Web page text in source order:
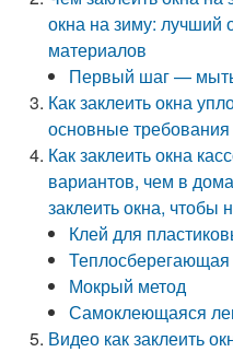
окна на зиму: лучший
материалов
Первый шаг —
Как заклеить окна
основные требования
Как заклеить окна
вариантов, чем в
заклеить окна, чтобы
Клей для
Теплосберегающая
Мокрый метод
Самоклеющаяся
Видео как заклеить